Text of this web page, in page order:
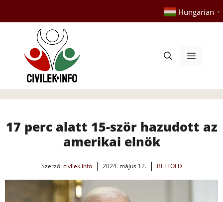
tartalomba
Hungarian ▼
Menü
17 perc alatt 15-ször hazudott az
amerikai elnök
Szerző:civilek.info 2024. május 12. BELFÖLD